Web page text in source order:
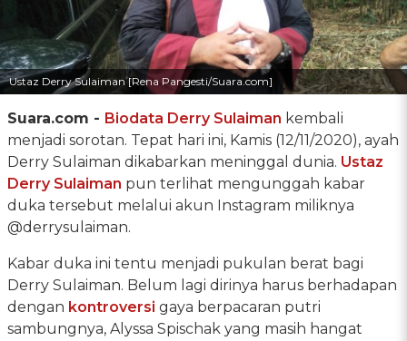
Ustaz Derry Sulaiman [Rena Pangesti/Suara.com]
Suara.com - Biodata Derry Sulaiman kembali
menjadi sorotan. Tepat hari ini, Kamis (12/11/2020), ayah
Derry Sulaiman dikabarkan meninggal dunia. Ustaz
Derry Sulaiman pun terlihat mengunggah kabar
duka tersebut melalui akun Instagram miliknya
@derrysulaiman.
Kabar duka ini tentu menjadi pukulan berat bagi
Derry Sulaiman. Belum lagi dirinya harus berhadapan
dengan kontroversi gaya berpacaran putri
sambungnya, Alyssa Spischak yang masih hangat